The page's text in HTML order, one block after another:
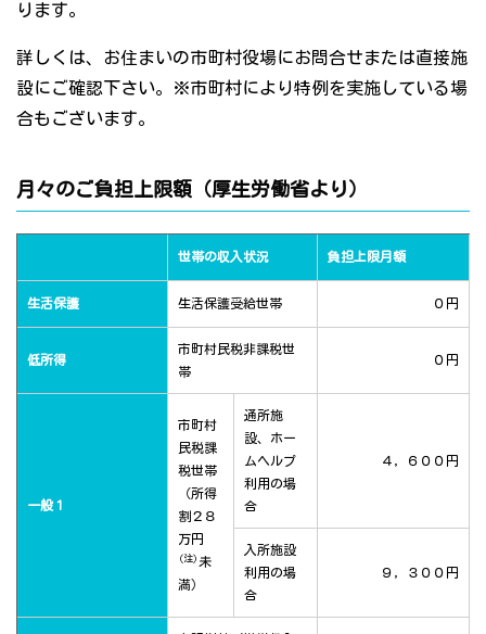
ります。
詳しくは、お住まいの市町村役場にお問合せまたは直接施
設にご確認下さい。※市町村により特例を実施している場
合もございます。
月々のご負担上限額（厚生労働省より）
世帯の収入状況 負担上限月額
生活保護 生活保護受給世帯 ０円
低所得
市町村民税非課税世
帯
０円
一般１
市町村
民税課
税世帯
（所得
割２８
万円
(注) 未
満）
通所施
設、ホー
ムヘルプ
利用の場
合
４，６００円
入所施設
利用の場
合
９，３００円